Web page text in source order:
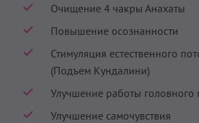
Очищение 4 чакры Анахаты
Повышение осознанности
Стимуляция естественного
(Подъем Кундалини)
Улучшение работы головного
Улучшение самочувствия